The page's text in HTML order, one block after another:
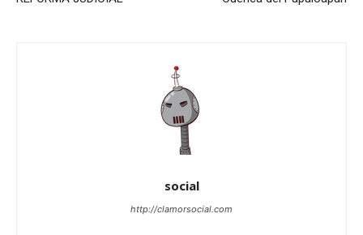
social
http://clamorsocial.com